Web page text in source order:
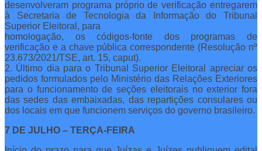
desenvolveram programa próprio de verificação entregarem
à Secretaria de Tecnologia da Informação do Tribunal
Superior Eleitoral, para
homologação, os códigos-fonte dos programas de
verificação e a chave pública correspondente (Resolução nº
23.673/2021/TSE, art. 15, caput).
2. Último dia para o Tribunal Superior Eleitoral apreciar os
pedidos formulados pelo Ministério das Relações Exteriores
para o funcionamento de seções eleitorais no exterior fora
das sedes das embaixadas, das repartições consulares ou
dos locais em que funcionem serviços do governo brasileiro.
7 DE JULHO – TERÇA-FEIRA